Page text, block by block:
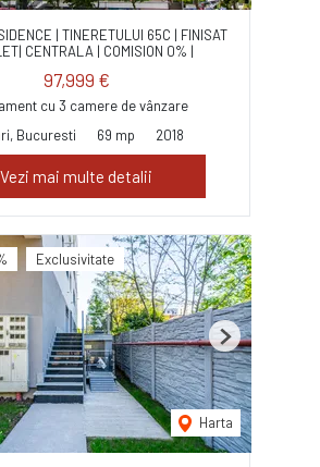
| TINERETULUI 65C | FINISAT
CENTRALA | COMISION 0% |
97,999 €
cu 3 camere de vânzare
Bucuresti
69 mp 2018
Vezi mai multe detalii
Exclusivitate
Harta
Next